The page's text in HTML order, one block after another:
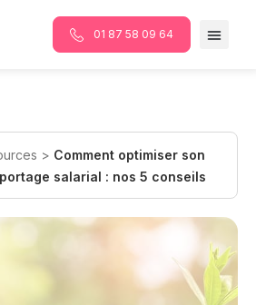
01 87 58 09 64
> Comment optimiser son
salarial : nos 5 conseils